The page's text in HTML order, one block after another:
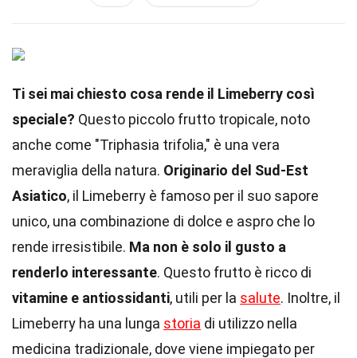
Ti sei mai chiesto cosa rende il Limeberry così
speciale? Questo piccolo frutto tropicale, noto
anche come "Triphasia trifolia," è una vera
meraviglia della natura. Originario del Sud-Est
Asiatico, il Limeberry è famoso per il suo sapore
unico, una combinazione di dolce e aspro che lo
rende irresistibile. Ma non è solo il gusto a
renderlo interessante. Questo frutto è ricco di
vitamine e antiossidanti, utili per la salute. Inoltre, il
Limeberry ha una lunga storia di utilizzo nella
medicina tradizionale, dove viene impiegato per